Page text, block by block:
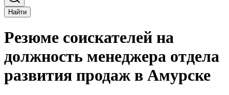
Найти
Резюме соискателей на
должность менеджера отдела
развития продаж в Амурске